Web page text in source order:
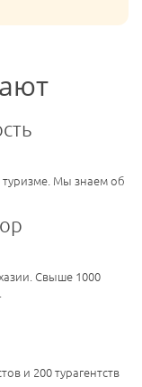
туризме. Мы знаем об
Свыше 1000
и 200 турагентств